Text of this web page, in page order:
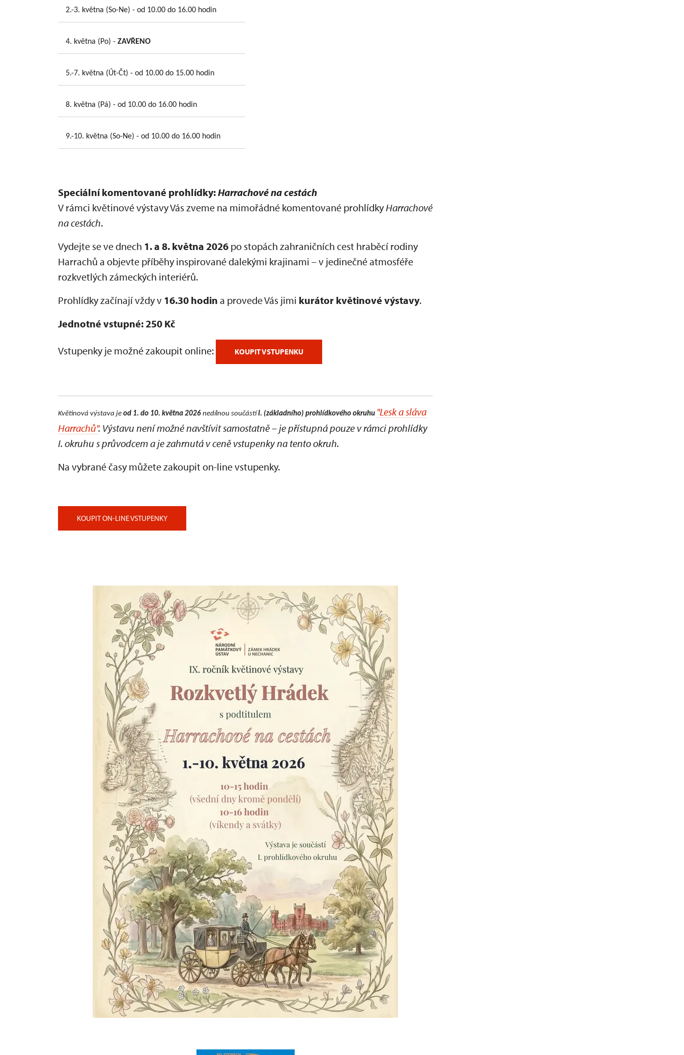
2.-3. května (So-Ne) - od 10.00 do 16.00 hodin
4. května (Po) - ZAVŘENO
5.-7. května (Út-Čt) - od 10.00 do 15.00 hodin
8. května (Pá) - od 10.00 do 16.00 hodin
9.-10. května (So-Ne) - od 10.00 do 16.00 hodin
Speciální komentované prohlídky:Harrachové na cestách
V rámci květinové výstavy Vás zveme na mimořádné komentované prohlídky Harrachové
na cestách.
Vydejte se ve dnech 1. a 8. května 2026 po stopách zahraničních cest hraběcí rodiny
Harrachů a objevte příběhy inspirované dalekými krajinami – v jedinečné atmosféře
rozkvetlých zámeckých interiérů.
Prohlídky začínají vždy v 16.30 hodin a provede Vás jimi kurátor květinové výstavy.
Jednotné vstupné: 250 Kč
Vstupenky je možné zakoupit online: KOUPIT VSTUPENKU
Květinová výstava je od 1. do 10. května 2026 nedílnou součástíI. (základního) prohlídkového okruhu "Lesk a sláva
Harrachů". Výstavu není možné navštívit samostatně – je přístupná pouze v rámci prohlídky
I. okruhu s průvodcem a je zahrnutá v ceně vstupenky na tento okruh.
Na vybrané časy můžete zakoupit on-line vstupenky.
KOUPIT ON-LINE VSTUPENKY